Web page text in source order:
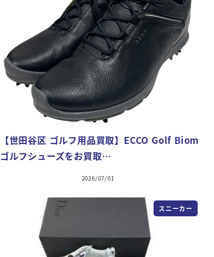
【世田谷区 ゴルフ用品買取】ECCO Golf Biom
ゴルフシューズをお買取…
2026/07/01
スニーカー